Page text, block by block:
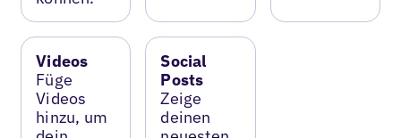
Videos
Füge
Videos
hinzu, um
Social
Posts
Zeige
deinen